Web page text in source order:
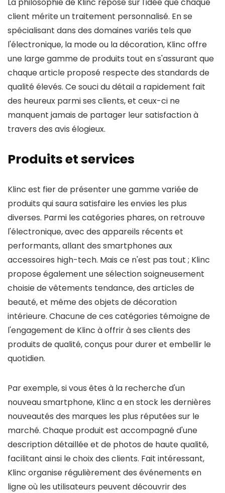
client mérite un traitement personnalisé. En se
spécialisant dans des domaines variés tels que
l'électronique, la mode ou la décoration, Klinc offre
une large gamme de produits tout en s'assurant que
chaque article proposé respecte des standards de
qualité élevés. Ce souci du détail a rapidement fait
des heureux parmi ses clients, et ceux-ci ne
manquent jamais de partager leur satisfaction à
travers des avis élogieux.
Produits et services
Klinc est fier de présenter une gamme variée de
produits qui saura satisfaire les envies les plus
diverses. Parmi les catégories phares, on retrouve
l'électronique, avec des appareils récents et
performants, allant des smartphones aux
accessoires high-tech. Mais ce n'est pas tout ; Klinc
propose également une sélection soigneusement
choisie de vêtements tendance, des articles de
beauté, et même des objets de décoration
intérieure. Chacune de ces catégories témoigne de
l'engagement de Klinc à offrir à ses clients des
produits de qualité, conçus pour durer et embellir le
quotidien.
Par exemple, si vous êtes à la recherche d'un
nouveau smartphone, Klinc a en stock les dernières
nouveautés des marques les plus réputées sur le
marché. Chaque produit est accompagné d'une
description détaillée et de photos de haute qualité,
facilitant ainsi le choix des clients. Fait intéressant,
Klinc organise régulièrement des événements en
ligne où les utilisateurs peuvent découvrir des